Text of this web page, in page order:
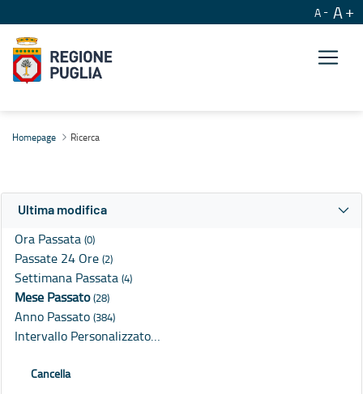
A A
Homepage Ricerca
Ultima modifica
Ora Passata (0)
Passate 24 Ore (2)
Settimana Passata (4)
Mese Passato(28)
Anno Passato (384)
Intervallo Personalizzato…
Cancella